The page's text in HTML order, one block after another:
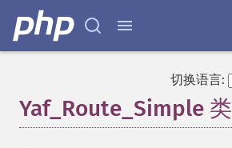
切换语言:
Yaf_Route_Simple 类